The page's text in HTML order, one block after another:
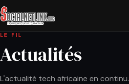
LE FIL
Actualités
L'actualité tech africaine en continu.